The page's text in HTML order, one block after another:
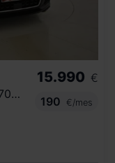
SPORTBACK ADVANCED 25 TFSI 70KW (95CV)
15.990 €
190
€/mes